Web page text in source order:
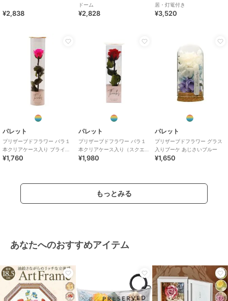
¥2,838
ドーム
¥2,828
居・灯篭付き
¥3,520
パレット
プリザーブドフラワー バラ１
本クリアケース入り ブライト
ピンク
¥1,760
パレット
プリザーブドフラワー バラ１
本クリアケース入り（スクエ
ア）レッド
¥1,980
パレット
プリザーブドフラワー グラス
入りブーケ あじさいブルー
¥1,650
もっとみる
あなたへのおすすめアイテム